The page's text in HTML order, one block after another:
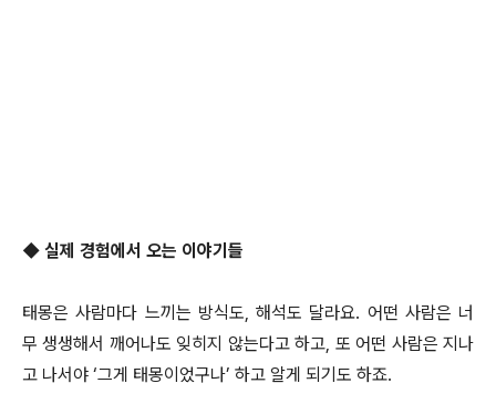
◆ 실제 경험에서 오는 이야기들
태몽은 사람마다 느끼는 방식도, 해석도 달라요. 어떤 사람은 너
무 생생해서 깨어나도 잊히지 않는다고 하고, 또 어떤 사람은 지나
고 나서야 ‘그게 태몽이었구나’ 하고 알게 되기도 하죠.